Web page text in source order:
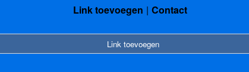
Link toevoegen Contact
Link toevoegen